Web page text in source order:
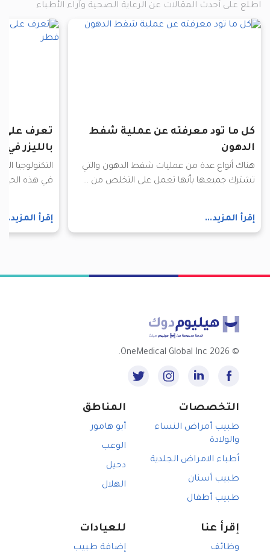
اطلع على أحدث المقالات عن الرعاية الصحية وآراء الأطباء
كل ما تود معرفته عن عملية شفط
الدهون
هناك أنواع عدة من عمليات شفط الدهون والتي
تشترك جميعها بأنها تعمل على التخلص من ...
إقرأ المزيد...
تعرف على
بالليزر في
التكنولوجيا
في هذه
إقرأ المزيد...
©
2026 OneMedical Global Inc.
التخصصات
طبيب أمراض النساء
والولادة
أطباء الامراض الجلدية
طبيب أسنان
طبيب أطفال
المناطق
أبو هامور
الوعب
دحيل
الهلال
إقرأ عنا
وظائف
للعيادات
إضافة طبيب